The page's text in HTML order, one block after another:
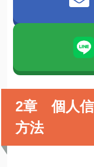
2章 個人信
方法